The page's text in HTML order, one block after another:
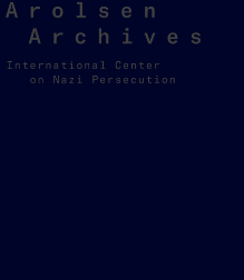
Arolsen
Archives